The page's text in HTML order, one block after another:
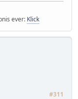
ever: Klick
#311